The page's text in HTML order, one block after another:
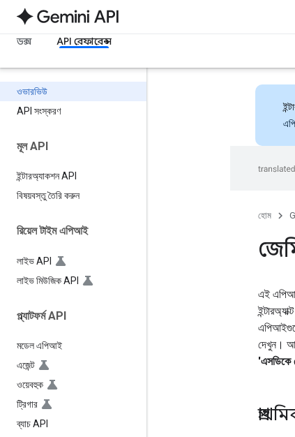
ডক্স API রেফারেন্স
ওভারভিউ
API সংস্করণ
মূল API
ইন্টারঅ্যাকশন API
বিষয়বস্তু তৈরি করুন
রিয়েল টাইম এপিআই
লাইভ API
লাইভ মিউজিক API
প্ল্যাটফর্ম API
মডেল এপিআই
এজেন্ট
ওয়েবহুক
ট্রিগার
ব্যাচ API
হোম
এই এপিআই
দেখুন।
'এসডিকে